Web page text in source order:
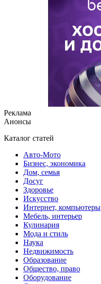
Реклама
Анонсы
Каталог статей
Авто-Мото
Бизнес, экономика
Дом, семья
Досуг
Здоровье
Искусство
Интернет, компьютеры
Мебель, интерьер
Кулинария
Мода и стиль
Наука
Недвижимость
Образование
Общество, право
Оборудование